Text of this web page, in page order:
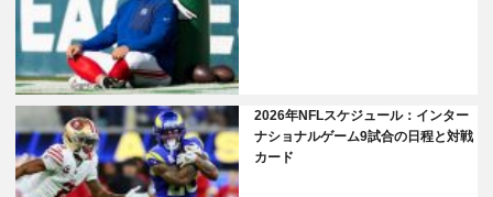
2026年NFLスケジュール：インター
ナショナルゲーム9試合の日程と対戦
カード